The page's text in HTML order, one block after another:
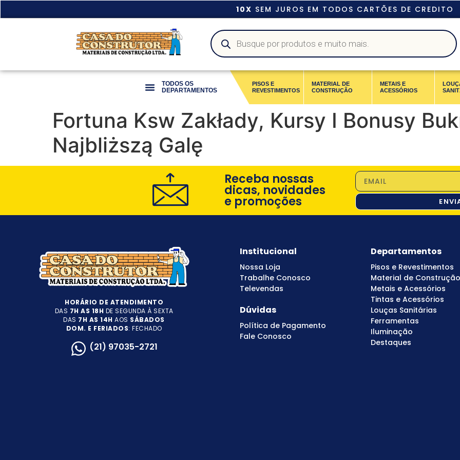
10X SEM JUROS EM TODOS CARTÕES DE CREDITO
TODOS OS
DEPARTAMENTOS
PISOS E
REVESTIMENTOS
MATERIAL DE
CONSTRUÇÃO
METAIS E
ACESSÓRIOS
Fortuna Ksw Zakłady, Kursy I Bonusy
Najbliższą Galę
Receba nossas
dicas, novidades
e promoções
HORÁRIO DE ATENDIMENTO
DAS 7H AS 18H DE SEGUNDA À SEXTA
DAS 7H AS 14H AOS SÁBADOS
DOM. E FERIADOS: FECHADO
(21) 97035-2721
Institucional
Nossa Loja
Trabalhe Conosco
Televendas
Dúvidas
Política de Pagamento
Fale Conosco
Departamentos
Pisos e Revestimentos
Material de Construção
Metais e Acessórios
Tintas e Acessórios
Louças Sanitárias
Ferramentas
Iluminação
Destaques